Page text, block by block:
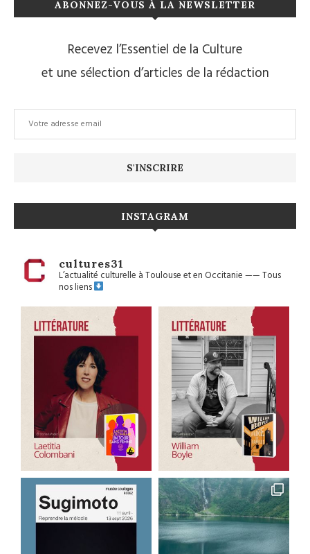
ABONNEZ-VOUS À LA NEWSLETTER
Recevez l’Essentiel de la Culture
et une sélection d’articles de la rédaction
INSTAGRAM
cultures31
L’actualité culturelle à Toulouse et en Occitanie——Tous
nos liens